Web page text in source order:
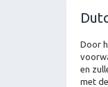
Door
en
met